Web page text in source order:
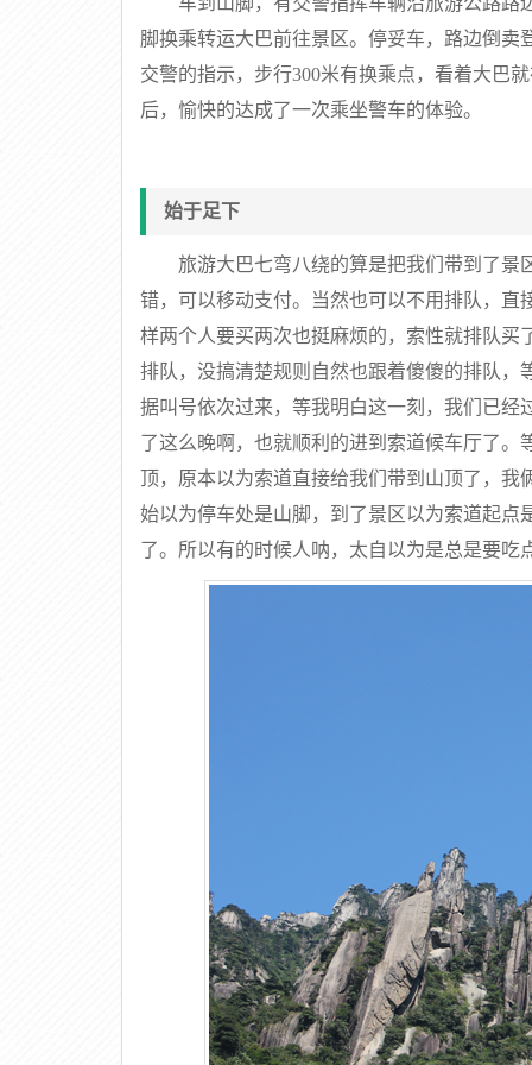
脚换乘转运大巴前往景区。停妥车，路边倒
交警的指示，步行300米有换乘点，看着大巴
后，愉快的达成了一次乘坐警车的体验。
始于足下
旅游大巴七弯八绕的算是把我们带到了景
错，可以移动支付。当然也可以不用排队，
样两个人要买两次也挺麻烦的，索性就排队
排队，没搞清楚规则自然也跟着傻傻的排队
据叫号依次过来，等我明白这一刻，我们已
了这么晚啊，也就顺利的进到索道候车厅了
顶，原本以为索道直接给我们带到山顶了，
始以为停车处是山脚，到了景区以为索道起
了。所以有的时候人呐，太自以为是总是要吃